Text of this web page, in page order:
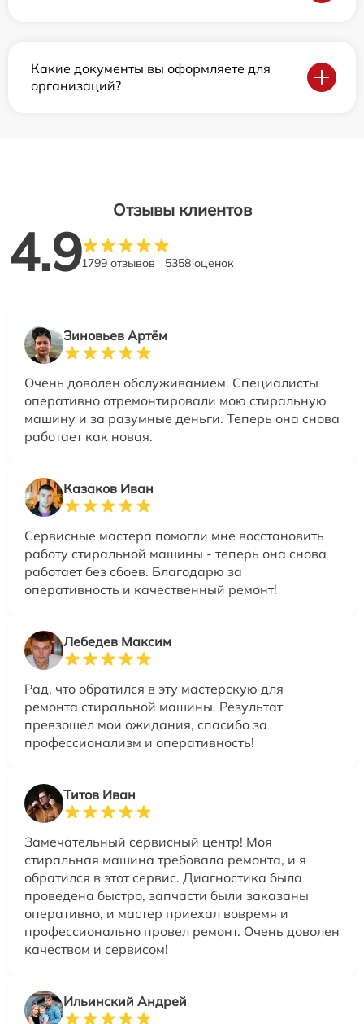
Какие документы вы оформляете для
организаций?
Отзывы клиентов
4.91799 отзывов 5358 оценок
Зиновьев Артём
Очень доволен обслуживанием. Специалисты
оперативно отремонтировали мою стиральную
машину и за разумные деньги. Теперь она снова
работает как новая.
Казаков Иван
Сервисные мастера помогли мне восстановить
работу стиральной машины - теперь она снова
работает без сбоев. Благодарю за
оперативность и качественный ремонт!
Лебедев Максим
Рад, что обратился в эту мастерскую для
ремонта стиральной машины. Результат
превзошел мои ожидания, спасибо за
профессионализм и оперативность!
Титов Иван
Замечательный сервисный центр! Моя
стиральная машина требовала ремонта, и я
обратился в этот сервис. Диагностика была
проведена быстро, запчасти были заказаны
оперативно, и мастер приехал вовремя и
профессионально провел ремонт. Очень доволен
качеством и сервисом!
Ильинский Андрей